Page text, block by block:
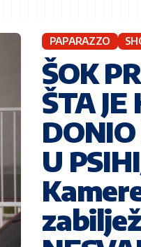
PAPARAZZO
ŠOK
ŠTA JE
U